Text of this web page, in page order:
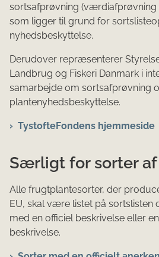
sortsafprøvning (værdiafprøvning
som ligger til grund for
nyhedsbeskyttelse.
Derudover repræsenterer
Landbrug og Fiskeri Danmark i
samarbejde om sortsafprøvning
plantenyhedsbeskyttelse.
TystofteFondens hjemmeside
Særligt for sorter
Alle frugtplantesorter, der
EU, skal være listet på
med en officiel beskrivelse eller
beskrivelse.